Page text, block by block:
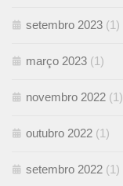
setembro 2023 (1)
março 2023 (1)
novembro 2022 (1)
outubro 2022 (1)
setembro 2022 (1)